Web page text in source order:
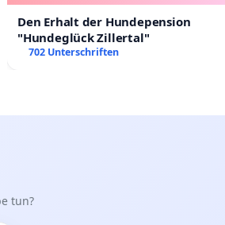
Den Erhalt der Hundepension
"Hundeglück Zillertal"
702 Unterschriften
tun?